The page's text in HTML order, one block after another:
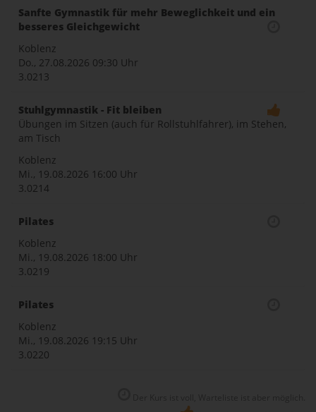
Sanfte Gymnastik für mehr Beweglichkeit und ein
besseres Gleichgewicht
Koblenz
Do., 27.08.2026 09:30 Uhr
3.0213
Stuhlgymnastik - Fit bleiben
Übungen im Sitzen (auch für Rollstuhlfahrer), im Stehen,
am Tisch
Koblenz
Mi., 19.08.2026 16:00 Uhr
3.0214
Pilates
Koblenz
Mi., 19.08.2026 18:00 Uhr
3.0219
Pilates
Koblenz
Mi., 19.08.2026 19:15 Uhr
3.0220